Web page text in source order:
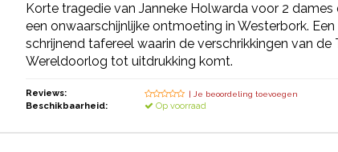
Korte tragedie van Janneke Holwarda voor 2 dames
een onwaarschijnlijke ontmoeting in Westerbork. Een
schrijnend tafereel waarin de verschrikkingen van de
Wereldoorlog tot uitdrukking komt.
Reviews: | Je beoordeling toevoegen
Beschikbaarheid: Op voorraad